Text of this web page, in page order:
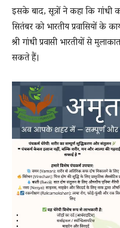
इसके बाद, सूत्रों ने कहा कि गांधी
सितंबर को भारतीय प्रवासियों के
श्री गांधी प्रवासी भारतीयों से
सकते हैं।